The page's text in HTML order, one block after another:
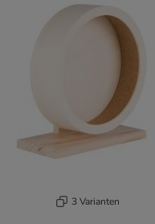
3 Varianten